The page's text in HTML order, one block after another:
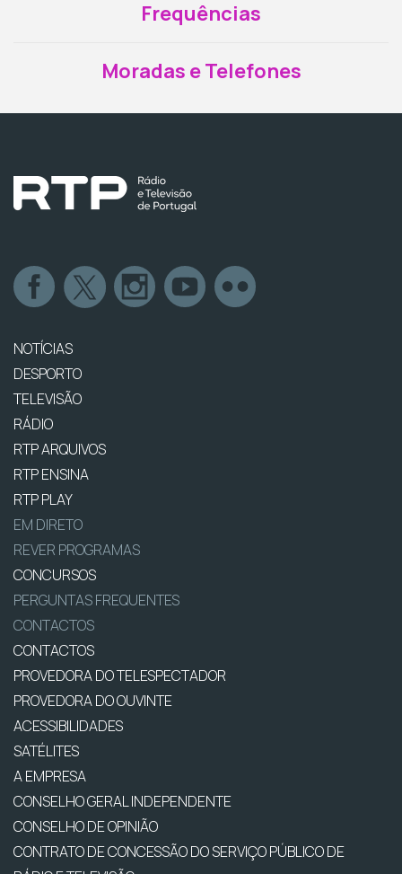
Frequências
Moradas e Telefones
NOTÍCIAS
DESPORTO
TELEVISÃO
RÁDIO
RTP ARQUIVOS
RTP ENSINA
RTP PLAY
EM DIRETO
REVER PROGRAMAS
CONCURSOS
PERGUNTAS FREQUENTES
CONTACTOS
CONTACTOS
PROVEDORA DO TELESPECTADOR
PROVEDORA DO OUVINTE
ACESSIBILIDADES
SATÉLITES
A EMPRESA
CONSELHO GERAL INDEPENDENTE
CONSELHO DE OPINIÃO
CONTRATO DE CONCESSÃO DO SERVIÇO PÚBLICO DE